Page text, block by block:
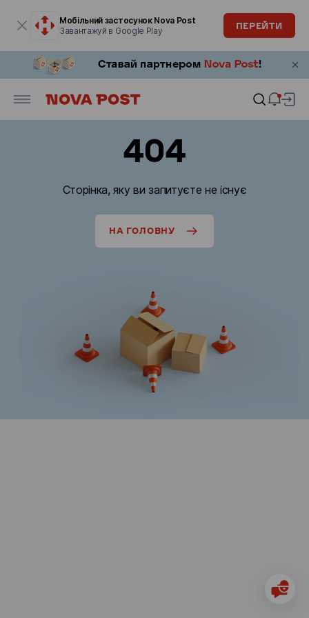
Мобільний застосунок Nova Post
Завантажуй в Google Play
ПЕРЕЙТИ
404
Сторінка, яку ви запитуєте не існує
НА ГОЛОВНУ